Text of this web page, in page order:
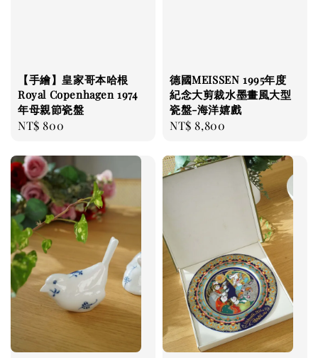
【手繪】皇家哥本哈根
Royal Copenhagen 1974
年母親節瓷盤
Regular
NT$ 800
德國MEISSEN 1995年度
紀念大剪裁水墨畫風大型
瓷盤-海洋嬉戲
Regular
NT$ 8,800